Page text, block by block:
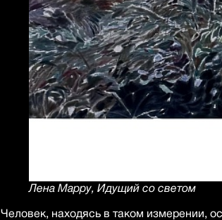
Лена Марру, Идущий со светом
Человек, находясь в таком измерении,